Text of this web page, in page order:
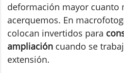
deformación mayor cuanto
acerquemos. En
colocan invertidos para
ampliación cuando se
extensión.